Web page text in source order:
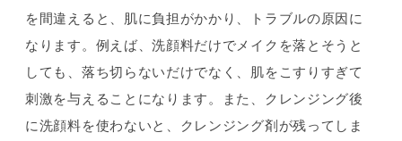
を間違えると、肌に負担がかかり、トラブルの原因に
なります。例えば、洗顔料だけでメイクを落とそうと
しても、落ち切らないだけでなく、肌をこすりすぎて
刺激を与えることになります。また、クレンジング後
に洗顔料を使わないと、クレンジング剤が残ってしま